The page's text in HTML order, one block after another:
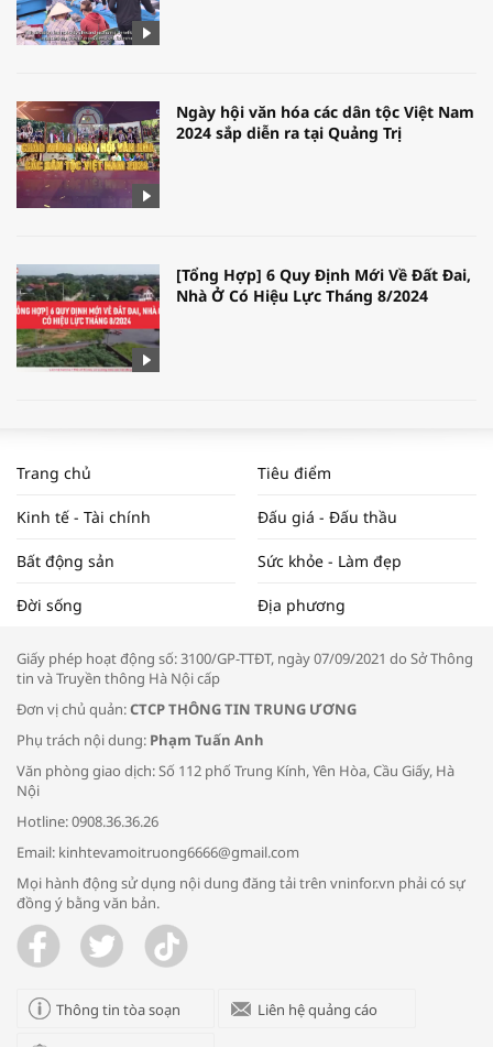
Ngày hội văn hóa các dân tộc Việt Nam
2024 sắp diễn ra tại Quảng Trị
[Tổng Hợp] 6 Quy Định Mới Về Đất Đai,
Nhà Ở Có Hiệu Lực Tháng 8/2024
ĐẬP THỊ TRƯỜNG #62
Tọa đàm “Xúc tiến thương mại: Khơi
thông đầu ra cho sản phẩm OCOP”
Bác sĩ tư vấn cách phòng tránh bệnh
đường hô hấp trong thời tiết giao mùa
Trao yêu thương cho em
Trang chủ Tiêu điểm
Kinh tế - Tài chính Đấu giá - Đấu thầu
Bất động sản Sức khỏe - Làm đẹp
Đời sống Địa phương
Giấy phép hoạt động số: 3100/GP-TTĐT, ngày 07/09/2021 do Sở Thông
tin và Truyền thông Hà Nội cấp
Đơn vị chủ quản:CTCP THÔNG TIN TRUNG ƯƠNG
Phụ trách nội dung: Phạm Tuấn Anh
Văn phòng giao dịch: Số 112 phố Trung Kính, Yên Hòa, Cầu Giấy, Hà
Nội
Hotline: 0908.36.36.26
Email: kinhtevamoitruong6666@gmail.com
Mọi hành động sử dụng nội dung đăng tải trên vninfor.vn phải có sự
đồng ý bằng văn bản.
Thông tin tòa soạn Liên hệ quảng cáo